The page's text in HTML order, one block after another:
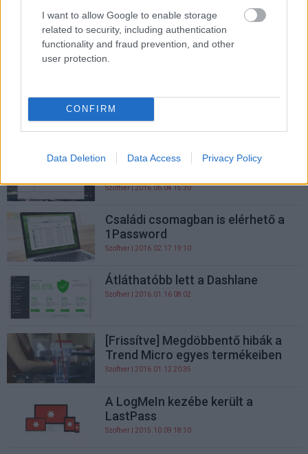
I want to allow Google to enable storage
related to security, including authentication
functionality and fraud prevention, and other
user protection.
CONFIRM
Data Deletion Data Access Privacy Policy
EU: biztonsági auditot kap a
KeePass jelszókezelő
Befoltozták a KeePass
sérülékenységét
Jobb kikapcsolni a KeePass
Szoftver| 2016.06.04 15:30
Családi csomagban is elérhető a
1Password
Szoftver | 2016.02.17 19:10
Átláthatóbb lett a Dashlane
Szoftver | 2016.01.16 08:02
[Frissítve] Megdöbbentő hibák a
Trend Micro egyes termékeiben
Szoftver | 2016.01.12 20:35
A LogMeIn kezébe került a
LastPass
Szoftver | 2015.10.09 18:10